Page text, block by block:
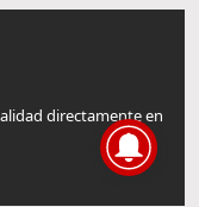
directamente en